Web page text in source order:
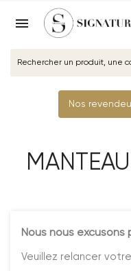

Nos
Nous nous
Veuillez relancer